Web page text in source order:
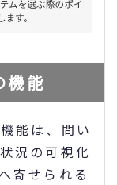
機能
能は、問い
況の可視化
寄せられる